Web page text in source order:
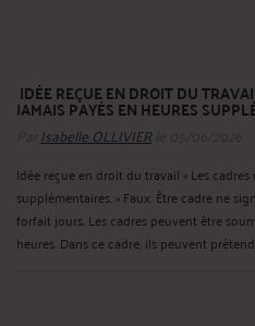
IDÉE REÇUE EN DROIT DU
JAMAIS PAYÉS EN HEURES
Isabelle OLLIVIERle 05/06/2026
Idée reçue en droit du travail « Les
supplémentaires. » Faux. Être cadre ne
forfait jours. Les cadres peuvent être
heures. Dans ce cadre, ils peuvent